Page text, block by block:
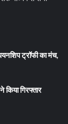
ट्रॉफी का मंच,
गिरफ्तार